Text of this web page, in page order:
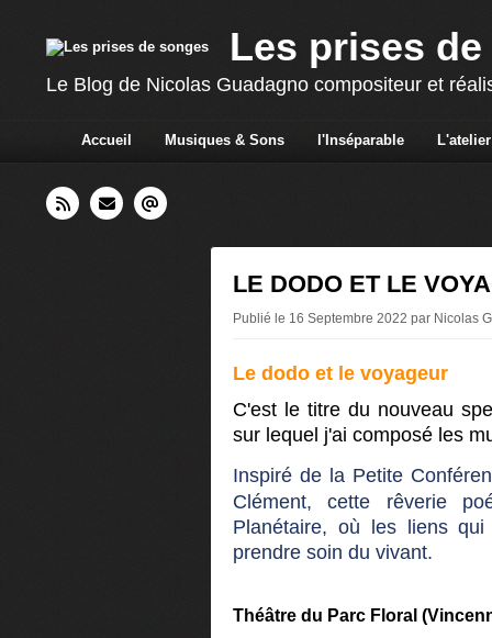
Les prises
Le Blog de Nicolas Guadagno compositeur et
Accueil Musiques & Sons l'Inséparable L'atelier
LE DODO ET LE
Publié le 16 Septembre 2022 par Nicolas
Le dodo et le voyageur
C'est le titre du nouveau
sur lequel j'ai composé les
Inspiré de la Petite
Clément, cette rêverie
Planétaire, où les liens
prendre soin du vivant.
Théâtre du Parc Floral